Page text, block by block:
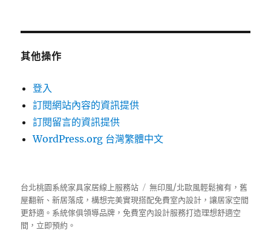
其他操作
登入
訂閱網站內容的資訊提供
訂閱留言的資訊提供
WordPress.org 台灣繁體中文
台北桃園系統家具家居線上服務站
無印風/北歐風輕鬆擁有，舊
屋翻新、新居落成，構想完美實現搭配免費室內設計，讓居家空間
更舒適。 系統傢俱領導品牌，免費室內設計服務打造理想舒適空
間，立即預約。